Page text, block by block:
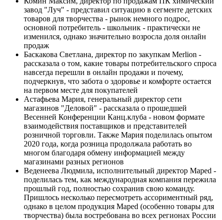
завод "Луч" - представил ситуацию в сегменте детских
товаров для творчества - рынок немного подрос,
основной потребитель - школьник - практически не
изменился, однако значительно возросла доля онлайн
продаж
Баскакова Светлана, директор по закупкам Merlion -
рассказала о том, какие товары потребительского спроса
навсегда перешли в онлайн продажи и почему,
подчеркнув, что забота о здоровье и комфорте остается
на первом месте для покупателей
Астафьева Мария, генеральный директор сети
магазинов "Деловой" - рассказала о прошедшей
Весенней Конференции Канц.клуба - новом формате
взаимодействия поставщиков и представителей
розничной торговли. Также Мария поделилась опытом
2020 года, когда розница продолжала работать во
многом благодаря обмену информацией между
магазинами разных регионов
Веденеева Людмила, исполнительный директор Maped -
поделилась тем, как международная компания пережила
прошлый год, полностью сохранив свою команду.
Пришлось несколько пересмотреть ассориментный ряд,
однако в целом продукция Maped (особенно товары для
творчества) была востребована во всех регионах России